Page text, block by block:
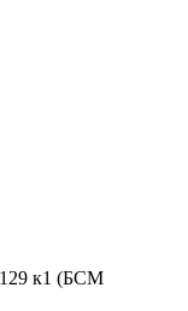
129 к1 (БСМ